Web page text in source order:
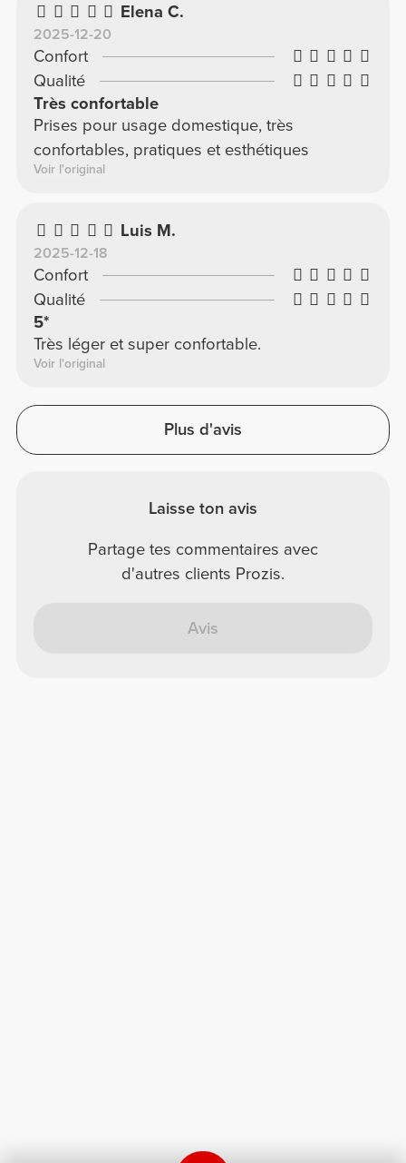
Elena C.
2025-12-20
Confort
Qualité
Très confortable
Prises pour usage domestique, très
confortables, pratiques et esthétiques
Voir l'original
Luis M.
2025-12-18
Confort
Qualité
5*
Très léger et super confortable.
Voir l'original
Plus d'avis
Laisse ton avis
Partage tes commentaires avec
d'autres clients Prozis.
Avis